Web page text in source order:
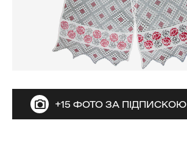
+15 ФОТО ЗА ПІДПИСКОЮ